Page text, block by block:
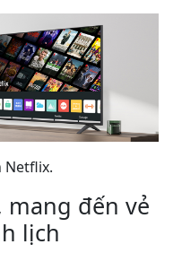
Netflix.
mang đến vẻ
lịch